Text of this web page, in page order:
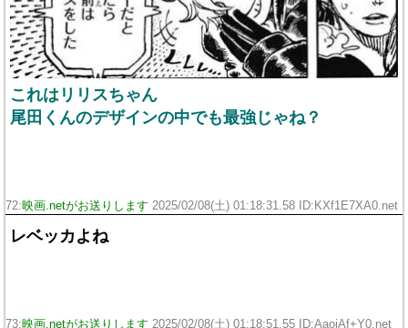
これはリリスちゃん
尾田くんのデザインの中でも最強じゃね？
72:映画.netがお送りします 2025/02/08(土) 01:18:31.58 ID:KXf1E7XA0.net
レベッカよね
73:映画.netがお送りします 2025/02/08(土) 01:18:51.55 ID:AaoiAf+Y0.net